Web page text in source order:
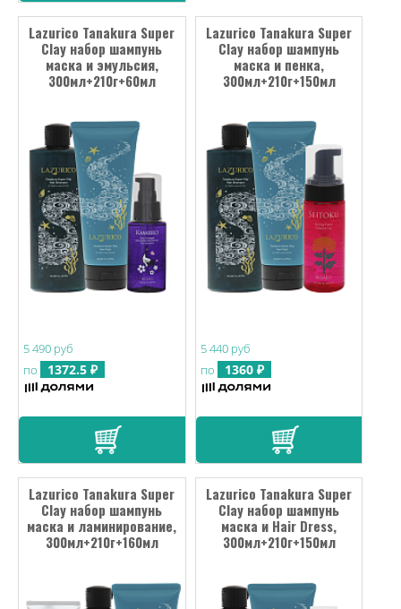
Lazurico Tanakura Super
Clay набор шампунь
маска и эмульсия,
300мл+210г+60мл
5 490 руб
по
1372.5 ₽
Lazurico Tanakura Super
Clay набор шампунь
маска и пенка,
300мл+210г+150мл
5 440 руб
по
1360 ₽
Lazurico Tanakura Super
Clay набор шампунь
маска и ламинирование,
300мл+210г+160мл
Lazurico Tanakura Super
Clay набор шампунь
маска и Hair Dress,
300мл+210г+150мл